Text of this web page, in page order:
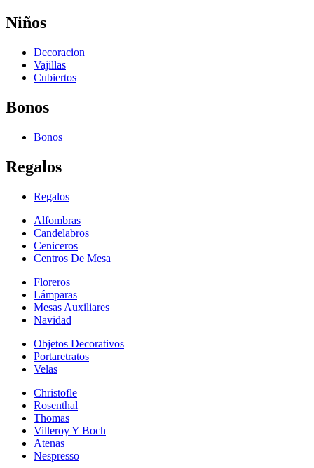
Niños
Decoracion
Vajillas
Cubiertos
Bonos
Bonos
Regalos
Regalos
Alfombras
Candelabros
Ceniceros
Centros De Mesa
Floreros
Lámparas
Mesas Auxiliares
Navidad
Objetos Decorativos
Portaretratos
Velas
Christofle
Rosenthal
Thomas
Villeroy Y Boch
Atenas
Nespresso